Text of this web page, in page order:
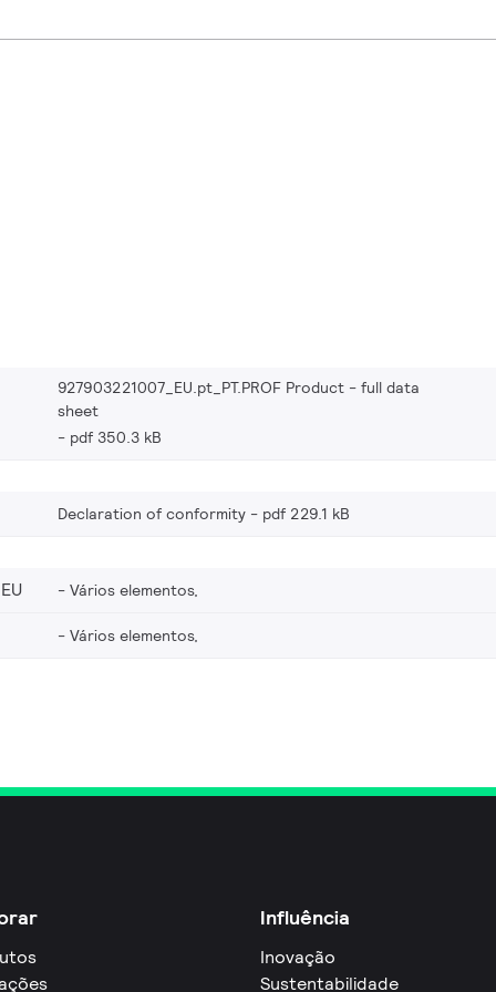
927903221007_EU.pt_PT.PROF Product - full data
sheet
pdf 350.3 kB
Declaration of conformity pdf 229.1 kB
Vários elementos,
Vários elementos,
Influência
Inovação
Sustentabilidade